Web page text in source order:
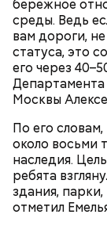
бережное
среды. Ведь
вам дороги,
статуса, это
его через
Департамента
Москвы
По его
около восьми
наследия.
ребята
здания,
отметил
А еще,
смерти трех
2-3
1 некрупное
1
2 корня
ломтиками